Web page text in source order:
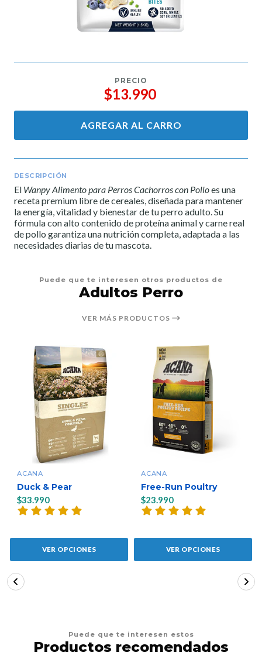
PRECIO
$13.990
AGREGAR AL CARRO
DESCRIPCIÓN
El Wanpy Alimento para Perros Cachorros con Polloes una
receta premium libre de cereales, diseñada para mantener
la energía, vitalidad y bienestar de tu perro adulto. Su
fórmula con alto contenido de proteína animal y carne real
de pollo garantiza una nutrición completa, adaptada a las
necesidades diarias de tu mascota.
Puede que te interesen otros productos de
Adultos Perro
VER MÁS PRODUCTOS
ACANA
Duck & Pear
$33.990
VER OPCIONES
ACANA
Free-Run Poultry
$23.990
VER OPCIONES
Puede que te interesen estos
Productos recomendados